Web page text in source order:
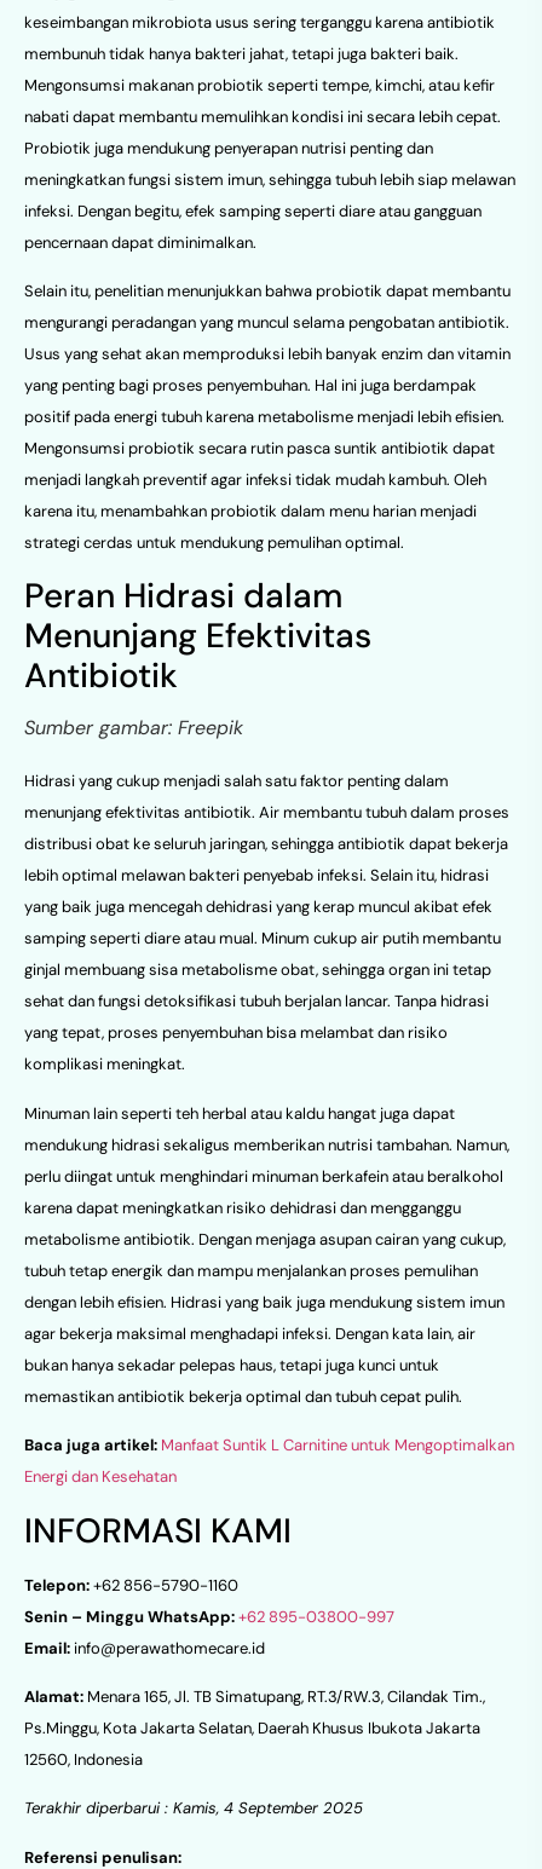
keseimbangan mikrobiota usus sering terganggu karena antibiotik
membunuh tidak hanya bakteri jahat, tetapi juga bakteri baik.
Mengonsumsi makanan probiotik seperti tempe, kimchi, atau kefir
nabati dapat membantu memulihkan kondisi ini secara lebih cepat.
Probiotik juga mendukung penyerapan nutrisi penting dan
meningkatkan fungsi sistem imun, sehingga tubuh lebih siap melawan
infeksi. Dengan begitu, efek samping seperti diare atau gangguan
pencernaan dapat diminimalkan.
Selain itu, penelitian menunjukkan bahwa probiotik dapat membantu
mengurangi peradangan yang muncul selama pengobatan antibiotik.
Usus yang sehat akan memproduksi lebih banyak enzim dan vitamin
yang penting bagi proses penyembuhan. Hal ini juga berdampak
positif pada energi tubuh karena metabolisme menjadi lebih efisien.
Mengonsumsi probiotik secara rutin pasca suntik antibiotik dapat
menjadi langkah preventif agar infeksi tidak mudah kambuh. Oleh
karena itu, menambahkan probiotik dalam menu harian menjadi
strategi cerdas untuk mendukung pemulihan optimal.
Peran Hidrasi dalam
Menunjang Efektivitas
Antibiotik
Sumber gambar: Freepik
Hidrasi yang cukup menjadi salah satu faktor penting dalam
menunjang efektivitas antibiotik. Air membantu tubuh dalam proses
distribusi obat ke seluruh jaringan, sehingga antibiotik dapat bekerja
lebih optimal melawan bakteri penyebab infeksi. Selain itu, hidrasi
yang baik juga mencegah dehidrasi yang kerap muncul akibat efek
samping seperti diare atau mual. Minum cukup air putih membantu
ginjal membuang sisa metabolisme obat, sehingga organ ini tetap
sehat dan fungsi detoksifikasi tubuh berjalan lancar. Tanpa hidrasi
yang tepat, proses penyembuhan bisa melambat dan risiko
komplikasi meningkat.
Minuman lain seperti teh herbal atau kaldu hangat juga dapat
mendukung hidrasi sekaligus memberikan nutrisi tambahan. Namun,
perlu diingat untuk menghindari minuman berkafein atau beralkohol
karena dapat meningkatkan risiko dehidrasi dan mengganggu
metabolisme antibiotik. Dengan menjaga asupan cairan yang cukup,
tubuh tetap energik dan mampu menjalankan proses pemulihan
dengan lebih efisien. Hidrasi yang baik juga mendukung sistem imun
agar bekerja maksimal menghadapi infeksi. Dengan kata lain, air
bukan hanya sekadar pelepas haus, tetapi juga kunci untuk
memastikan antibiotik bekerja optimal dan tubuh cepat pulih.
Baca juga artikel: Manfaat Suntik L Carnitine untuk Mengoptimalkan
Energi dan Kesehatan
INFORMASI KAMI
Telepon:+62 856-5790-1160
Senin – Minggu WhatsApp:+62 895-03800-997
Email: info@perawathomecare.id
Alamat: Menara 165, Jl. TB Simatupang, RT.3/RW.3, Cilandak Tim.,
Ps.Minggu, Kota Jakarta Selatan, Daerah Khusus Ibukota Jakarta
12560, Indonesia
Terakhir diperbarui : Kamis, 4 September 2025
Referensi penulisan: